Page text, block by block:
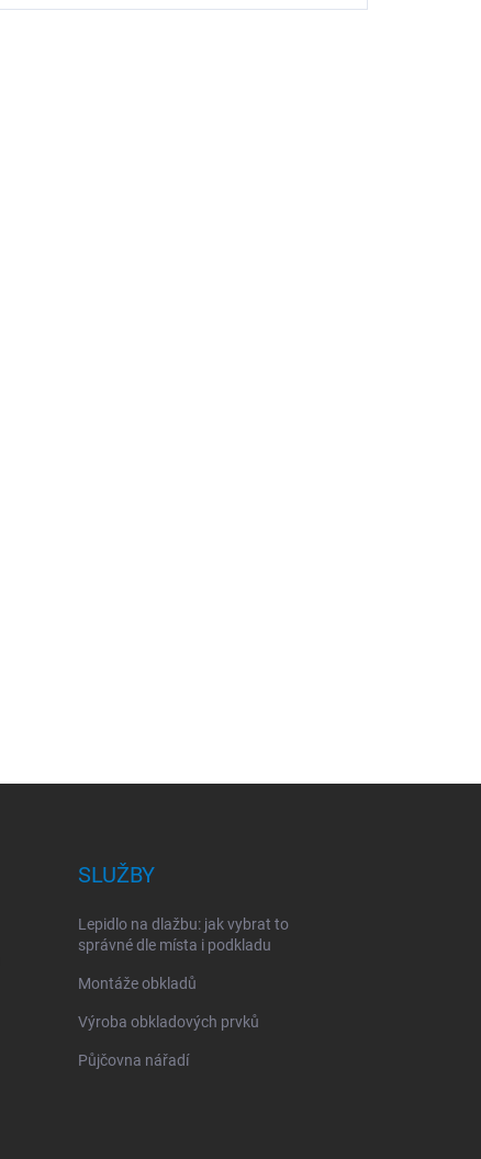
SLUŽBY
Lepidlo na dlažbu: jak vybrat to
správné dle místa i podkladu
Montáže obkladů
Výroba obkladových prvků
Půjčovna nářadí